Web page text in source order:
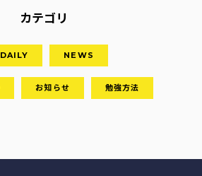
カテゴリ
DAILY NEWS
お知らせ 勉強方法